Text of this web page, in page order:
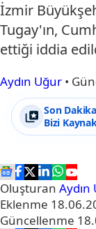
İzmir
Tugay'ın,
ettiği iddia
Aydın Uğur •
Son
Bizi
Oluşturan Aydın
Eklenme
Güncellenme